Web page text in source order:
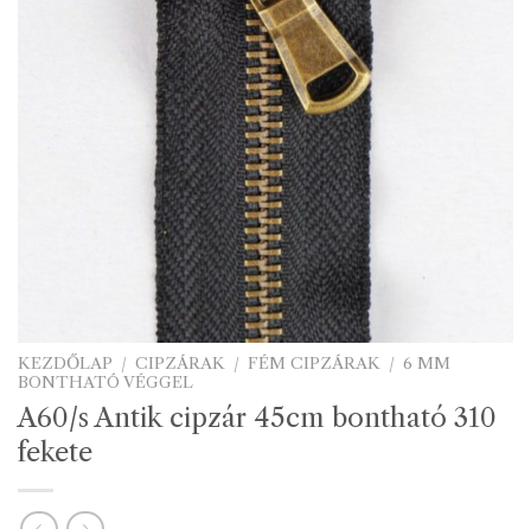
KEZDŐLAP / CIPZÁRAK / FÉM CIPZÁRAK / 6 MM
BONTHATÓ VÉGGEL
A60/s Antik cipzár 45cm bontható 310
fekete